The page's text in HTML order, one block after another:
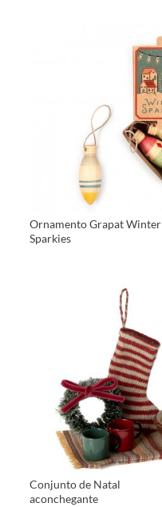
Ornamento Grapat Winter
Sparkies
Conjunto de Natal
aconchegante